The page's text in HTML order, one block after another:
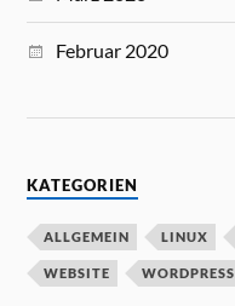
Februar 2020
KATEGORIEN
ALLGEMEIN LINUX
WEBSITE WORDPRESS